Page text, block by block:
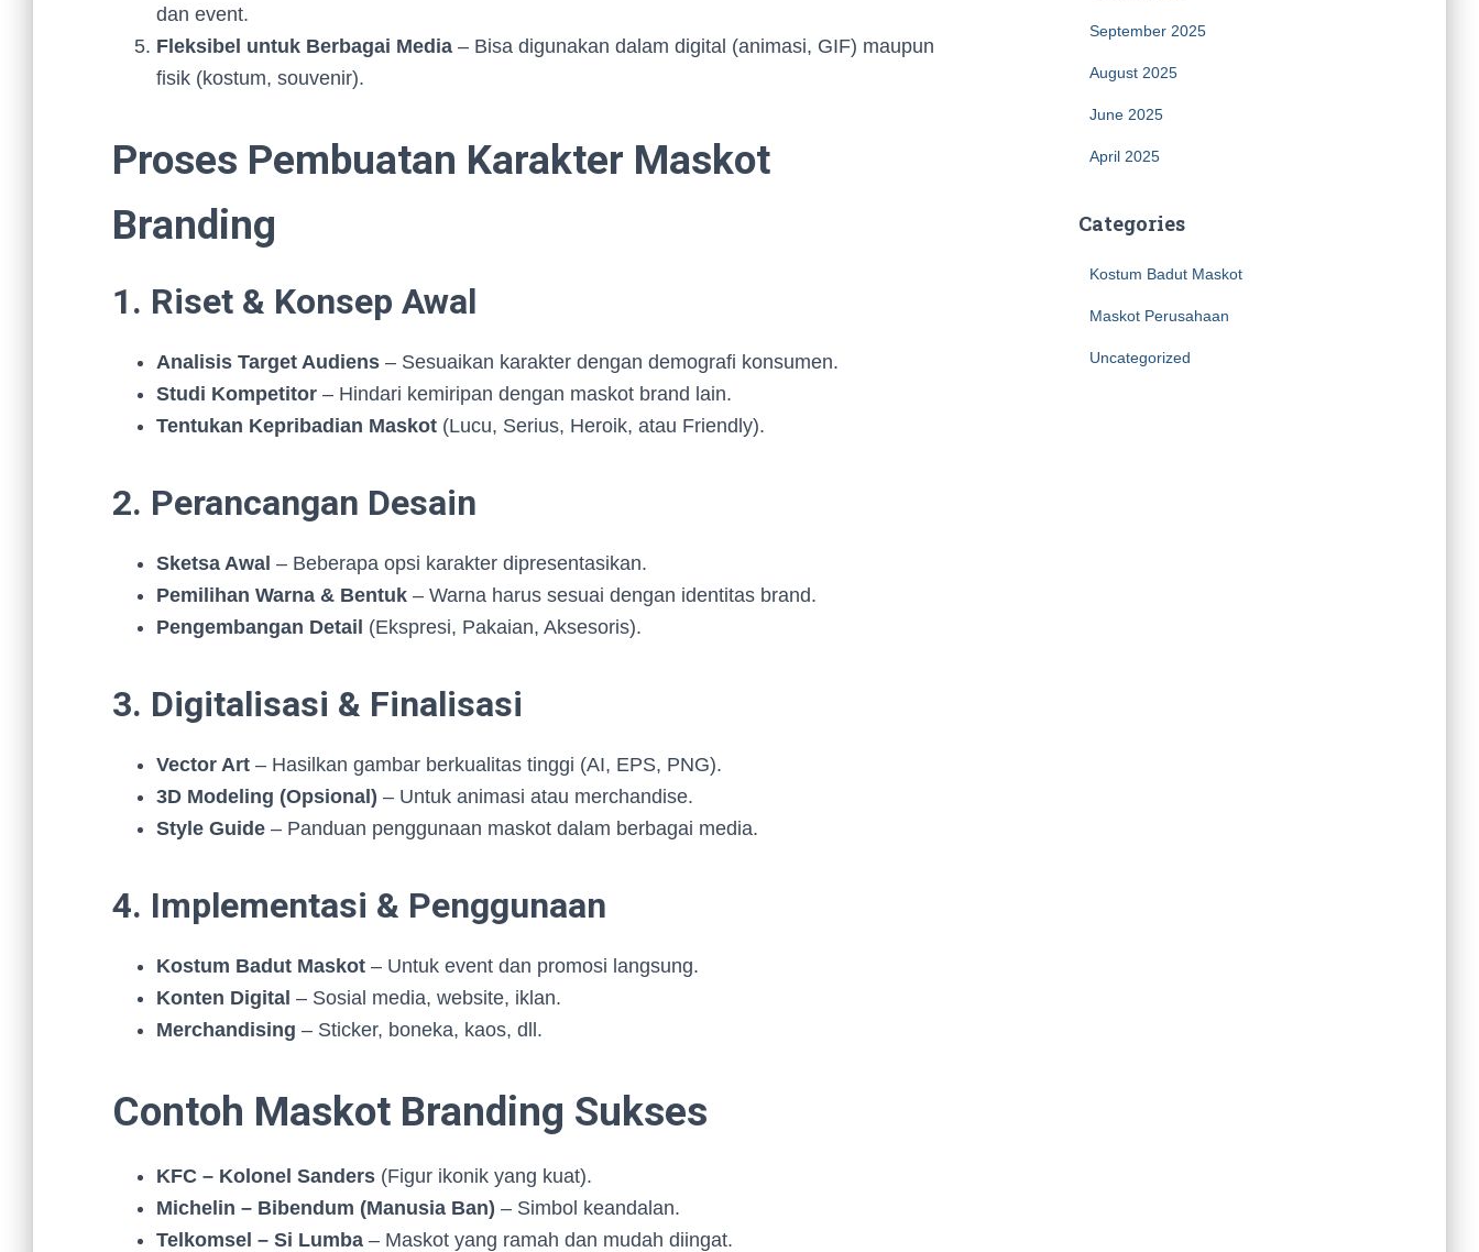
dan event.
Fleksibel untuk Berbagai Media – Bisa digunakan dalam digital (animasi, GIF) maupun
fisik (kostum, souvenir).
Proses Pembuatan Karakter Maskot
Branding
1. Riset & Konsep Awal
Analisis Target Audiens – Sesuaikan karakter dengan demografi konsumen.
Studi Kompetitor – Hindari kemiripan dengan maskot brand lain.
Tentukan Kepribadian Maskot (Lucu, Serius, Heroik, atau Friendly).
2. Perancangan Desain
Sketsa Awal – Beberapa opsi karakter dipresentasikan.
Pemilihan Warna & Bentuk – Warna harus sesuai dengan identitas brand.
Pengembangan Detail (Ekspresi, Pakaian, Aksesoris).
3. Digitalisasi & Finalisasi
Vector Art – Hasilkan gambar berkualitas tinggi (AI, EPS, PNG).
3D Modeling (Opsional) – Untuk animasi atau merchandise.
Style Guide – Panduan penggunaan maskot dalam berbagai media.
4. Implementasi & Penggunaan
Kostum Badut Maskot – Untuk event dan promosi langsung.
Konten Digital – Sosial media, website, iklan.
Merchandising – Sticker, boneka, kaos, dll.
Contoh Maskot Branding Sukses
KFC – Kolonel Sanders (Figur ikonik yang kuat).
Michelin – Bibendum (Manusia Ban) – Simbol keandalan.
Telkomsel – Si Lumba – Maskot yang ramah dan mudah diingat.
September 2025
August 2025
June 2025
April 2025
Categories
Kostum Badut Maskot
Maskot Perusahaan
Uncategorized